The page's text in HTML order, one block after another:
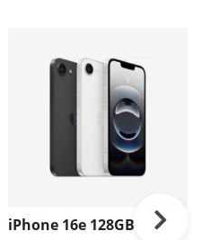
iPhone 16e 128GB